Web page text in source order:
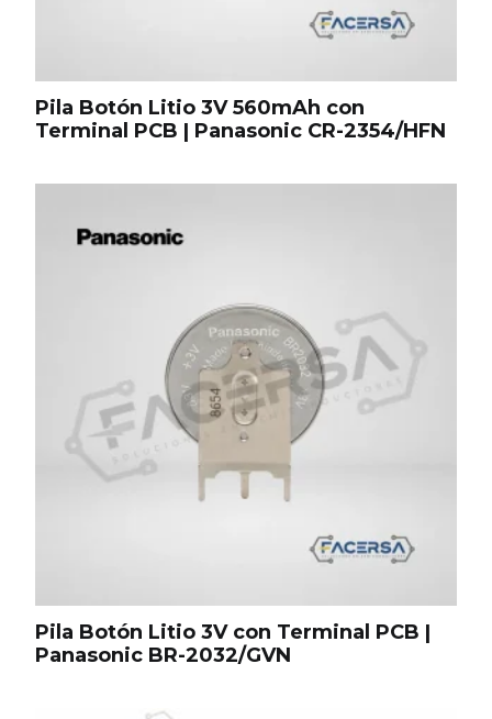
Pila Botón Litio 3V 560mAh con
Terminal PCB | Panasonic CR-2354/HFN
Pila Botón Litio 3V con Terminal PCB |
Panasonic BR-2032/GVN